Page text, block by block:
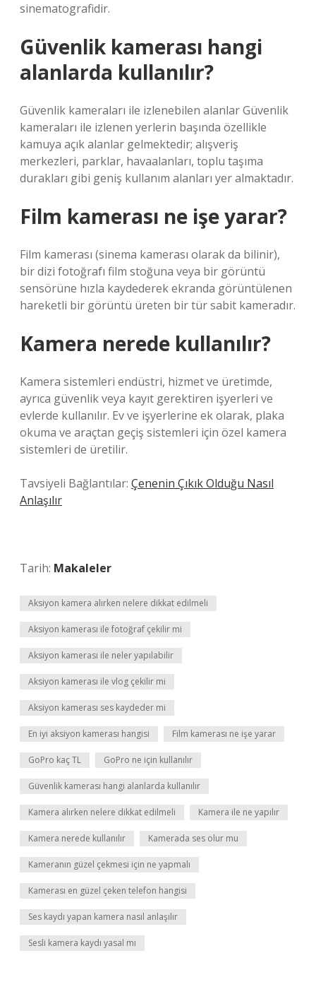
sinematografidir.
Güvenlik kamerası hangi
alanlarda kullanılır?
Güvenlik kameraları ile izlenebilen alanlar Güvenlik
kameraları ile izlenen yerlerin başında özellikle
kamuya açık alanlar gelmektedir; alışveriş
merkezleri, parklar, havaalanları, toplu taşıma
durakları gibi geniş kullanım alanları yer almaktadır.
Film kamerası ne işe yarar?
Film kamerası (sinema kamerası olarak da bilinir),
bir dizi fotoğrafı film stoğuna veya bir görüntü
sensörüne hızla kaydederek ekranda görüntülenen
hareketli bir görüntü üreten bir tür sabit kameradır.
Kamera nerede kullanılır?
Kamera sistemleri endüstri, hizmet ve üretimde,
ayrıca güvenlik veya kayıt gerektiren işyerleri ve
evlerde kullanılır. Ev ve işyerlerine ek olarak, plaka
okuma ve araçtan geçiş sistemleri için özel kamera
sistemleri de üretilir.
Tavsiyeli Bağlantılar: Çenenin Çıkık Olduğu Nasıl
Anlaşılır
Tarih: Makaleler
Aksiyon kamera alırken nelere dikkat edilmeli
Aksiyon kamerası ile fotoğraf çekilir mi
Aksiyon kamerası ile neler yapılabilir
Aksiyon kamerası ile vlog çekilir mi
Aksiyon kamerası ses kaydeder mi
En iyi aksiyon kamerası hangisi Film kamerası ne işe yarar
GoPro kaç TL GoPro ne için kullanılır
Güvenlik kamerası hangi alanlarda kullanılır
Kamera alırken nelere dikkat edilmeli Kamera ile ne yapılır
Kamera nerede kullanılır Kamerada ses olur mu
Kameranın güzel çekmesi için ne yapmalı
Kamerası en güzel çeken telefon hangisi
Ses kaydı yapan kamera nasıl anlaşılır
Sesli kamera kaydı yasal mı